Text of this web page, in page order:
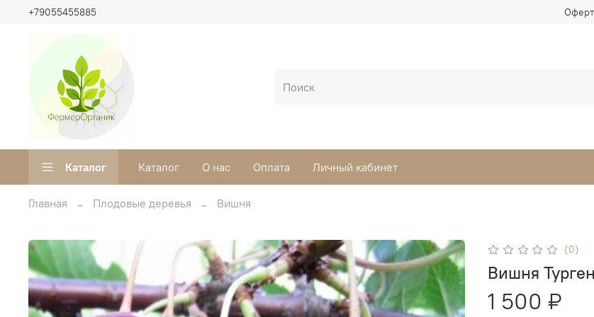
+79055455885
Каталог Каталог О нас Оплата Личный кабинет
Главная Плодовые деревья Вишня
(0)
Вишня
1 500 ₽